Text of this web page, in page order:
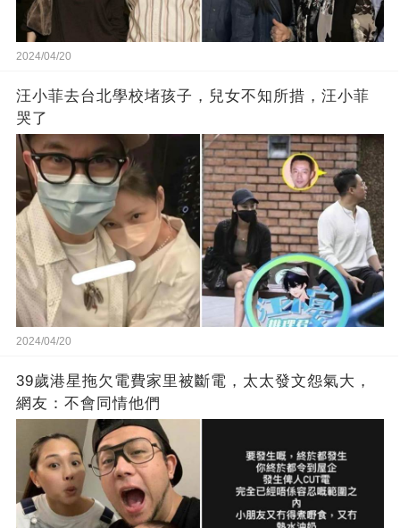
2024/04/20
汪小菲去台北學校堵孩子，兒女不知所措，汪小菲
哭了
2024/04/20
39歲港星拖欠電費家里被斷電，太太發文怨氣大，
網友：不會同情他們